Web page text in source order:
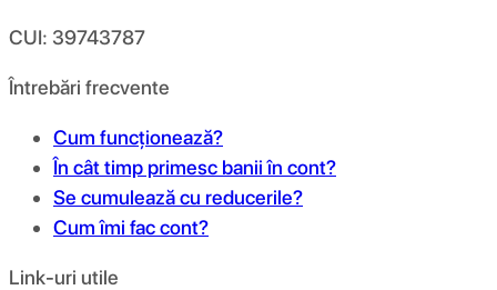
CUI: 39743787
Întrebări frecvente
Cum funcționează?
În cât timp primesc banii în cont?
Se cumulează cu reducerile?
Cum îmi fac cont?
Link-uri utile